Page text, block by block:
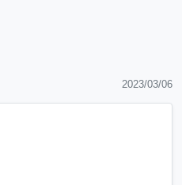
2023/03/06